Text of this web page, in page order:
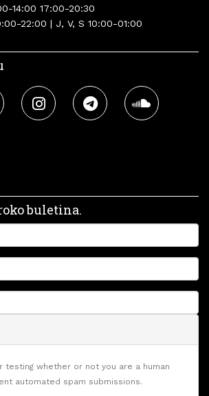
14:00 17:00-20:30
22:00 | J, V, S 10:00-01:00
buletina.
testing whether or not you are a human
automated spam submissions.